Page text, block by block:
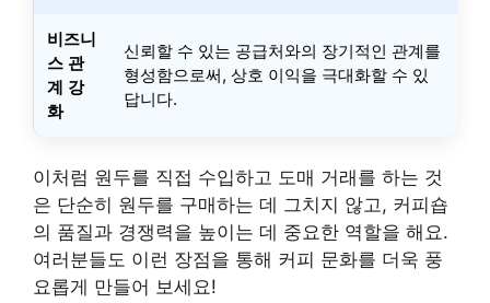
비즈니
스 관
계 강
화
신뢰할 수 있는 공급처와의 장기적인 관계를
형성함으로써, 상호 이익을 극대화할 수 있
답니다.
이처럼 원두를 직접 수입하고 도매 거래를 하는 것
은 단순히 원두를 구매하는 데 그치지 않고, 커피숍
의 품질과 경쟁력을 높이는 데 중요한 역할을 해요.
여러분들도 이런 장점을 통해 커피 문화를 더욱 풍
요롭게 만들어 보세요!